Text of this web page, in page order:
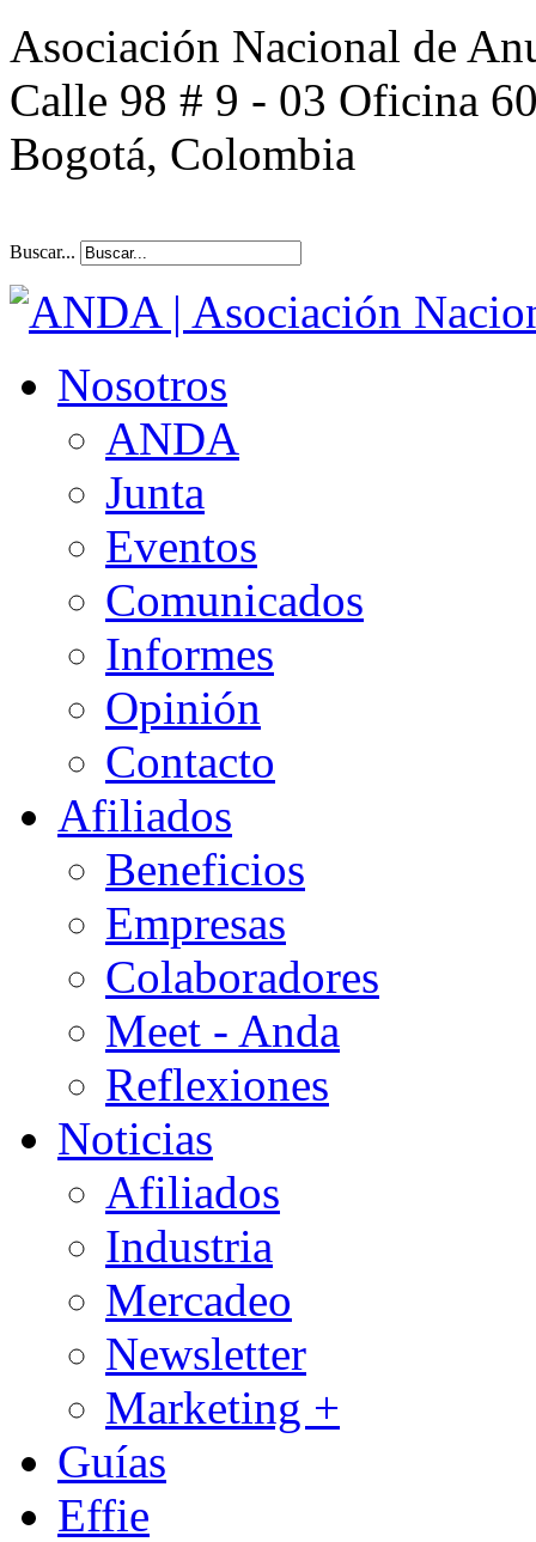
Asociación Nacional de
Calle 98 # 9 - 03 Oficina
Bogotá, Colombia
Buscar...
Nosotros
ANDA
Junta
Eventos
Comunicados
Informes
Opinión
Contacto
Afiliados
Beneficios
Empresas
Colaboradores
Meet - Anda
Reflexiones
Noticias
Afiliados
Industria
Mercadeo
Newsletter
Marketing +
Guías
Effie